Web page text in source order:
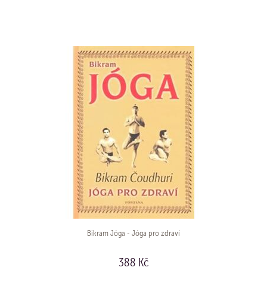
Bikram Jóga - Jóga pro zdraví
388 Kč